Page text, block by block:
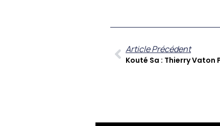
Article Précédent